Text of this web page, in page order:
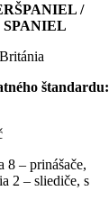
/
SPANIEL
štandardu:
8 – prinášače,
2 – sliediče, s